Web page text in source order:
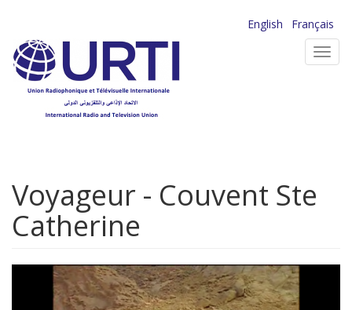
contenu
principal
English
Français
Voyageur - Couvent Ste
Catherine